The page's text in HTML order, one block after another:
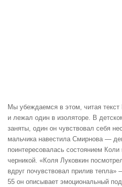
Мы убеждаемся в этом, читая
и лежал один в изоляторе. В
заняты, один он чувствовал себя
мальчика навестила Смирнова —
поинтересовалась состоянием
черникой. «Коля Луковкин
вдруг почувствовал прилив
55 он описывает эмоциональный